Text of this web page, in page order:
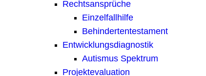
Rechtsansprüche
Einzelfallhilfe
Behindertentestament
Entwicklungsdiagnostik
Autismus Spektrum
Projektevaluation